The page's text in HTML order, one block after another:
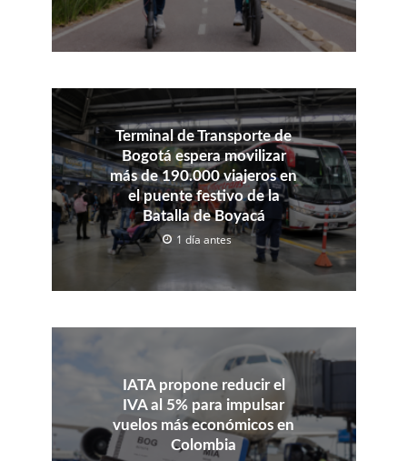
Terminal de Transporte de
Bogotá espera movilizar
más de 190.000 viajeros en
el puente festivo de la
Batalla de Boyacá
1 día antes
IATA propone reducir el
IVA al 5% para impulsar
vuelos más económicos en
Colombia